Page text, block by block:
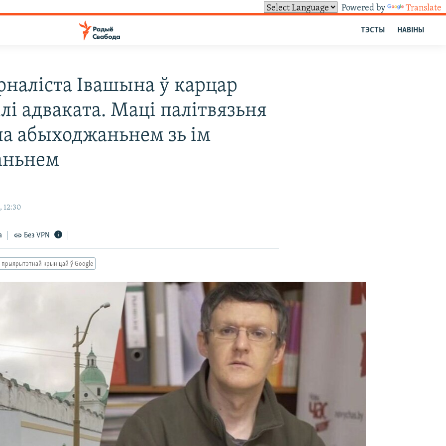
Powered by Translate
НАВІНЫ
ТЭСТЫ
Івашына ў карцар
адваката. Маці палітвязьня
абыходжаньнем зь ім
12:30
Без VPN
прыярытэтнай крыніцай ў Google